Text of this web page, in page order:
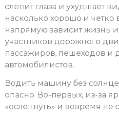
слепит глаза и ухудшает
насколько хорошо и четко
напрямую зависит жизнь и
участников дорожного
пассажиров, пешеходов и
автомобилистов.
Водить машину без
опасно. Во-первых, из-за
«ослепнуть» и вовремя не